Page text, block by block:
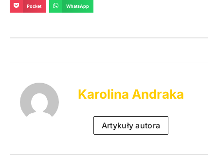
Pocket WhatsApp
Karolina Andraka
Artykuły autora